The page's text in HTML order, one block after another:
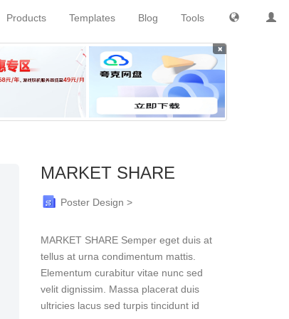
Tools
Blog
Templates
Products
×
MARKET SHARE
Poster Design >
MARKET SHARE Semper eget duis at
tellus at urna condimentum mattis.
Elementum curabitur vitae nunc sed
velit dignissim. Massa placerat duis
ultricies lacus sed turpis tincidunt id